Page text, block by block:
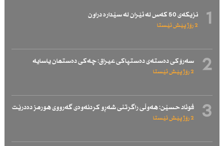
1 نزیكەی 50 كەس لە ئێران لە سێدارە دراون
2 رۆژ پێش ئێستا
2 سەرۆكی دەستەی دەستپاكی عیراق: چەكی دەستمان یاسایە
2 رۆژ پێش ئێستا
3 فوئاد حسێن: هەوڵی راگرتنی شەڕو كردنەوەی گەرووی هورمز دەدرێت
2 رۆژ پێش ئێستا